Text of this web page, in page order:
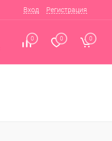
Вход Регистрация
0 0 0